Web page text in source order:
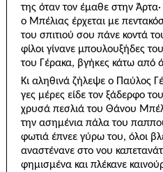
της όταν τον έμαθε στην
ο Μπέλιας έρχεται με
του σπιτιού σου πάνε κοντά
φίλοι γίνανε μπουλουξήδες
του Γέρακα, βγήκες κάτω από
Κι αληθινά ζήλεψε ο Παύλος
γες μέρες είδε τον ξάδερφο
χρυσά πεσλιά του Θάνου
την ασημένια πάλα του
φωτιά έπνεε γύρω του, όλοι
αναστένανε στο νου
φημισμένα και πλέκανε